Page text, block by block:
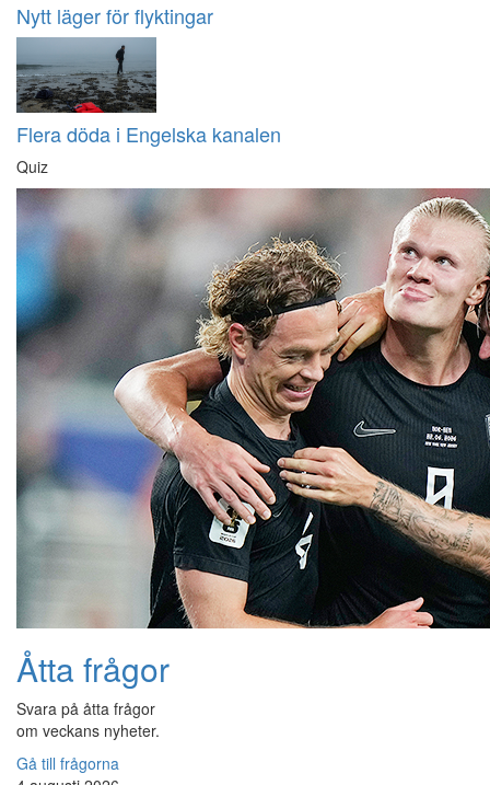
Nytt läger för flyktingar
Flera döda i Engelska kanalen
Quiz
Åtta frågor
Svara på åtta frågor
om veckans nyheter.
Gå till frågorna